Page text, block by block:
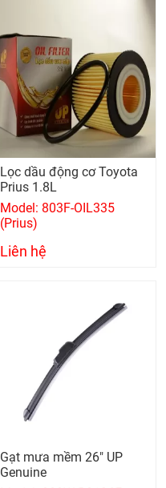
Lọc dầu động cơ Toyota
Prius 1.8L
Model: 803F-OIL335
(Prius)
Liên hệ
Gạt mưa mềm 26" UP
Genuine